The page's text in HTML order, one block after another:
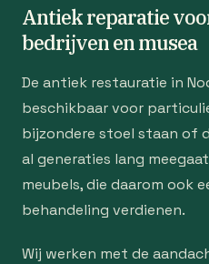
Antiek reparatie
bedrijven en musea
De antiek restauratie in
beschikbaar voor
bijzondere stoel staan of
al generaties lang
meubels, die daarom ook
behandeling verdienen.
Wij werken met de